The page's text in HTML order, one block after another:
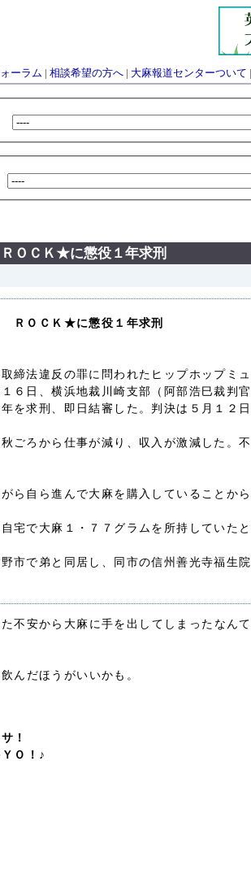
ーラム | 相談希望の方へ| 大麻報道センターついて |
ＯＣＫ★に懲役１年求刑
ＲＯＣＫ★に懲役１年求刑
取締法違反の罪に問われたヒップホップ
６日、横浜地裁川崎支部（阿部浩巳裁判
を求刑、即日結審した。判決は５月１２日
ごろから仕事が減り、収入が激減した。
ら自ら進んで大麻を購入していることか
宅で大麻１・７７グラムを所持していたと
市で弟と同居し、同市の信州善光寺福生
不安から大麻に手を出してしまったなん
んだほうがいいかも。
！
Ｏ！♪